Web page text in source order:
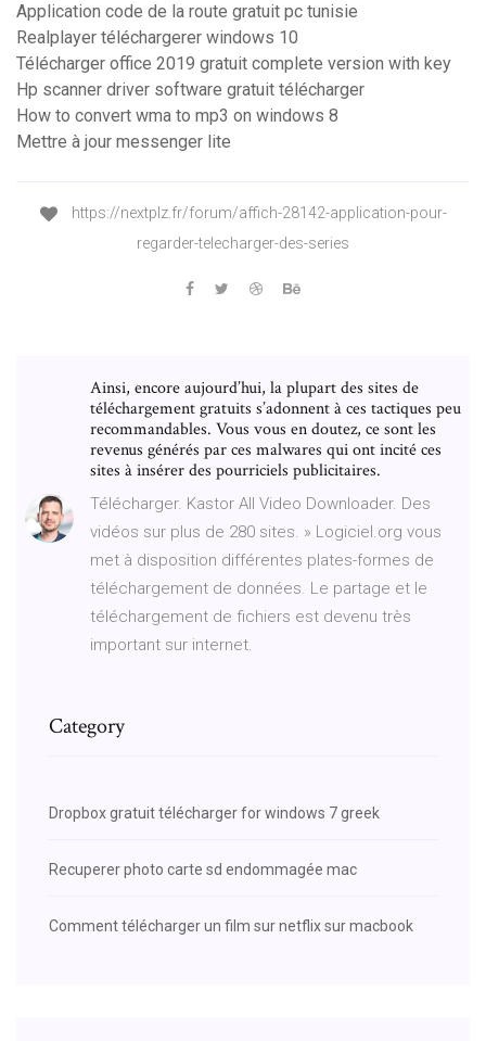
Application code de la route gratuit pc tunisie
Realplayer téléchargerer windows 10
Télécharger office 2019 gratuit complete version with key
Hp scanner driver software gratuit télécharger
How to convert wma to mp3 on windows 8
Mettre à jour messenger lite
https://nextplz.fr/forum/affich-28142-application-pour-
regarder-telecharger-des-series
Ainsi, encore aujourd’hui, la plupart des sites de
téléchargement gratuits s’adonnent à ces tactiques peu
recommandables. Vous vous en doutez, ce sont les
revenus générés par ces malwares qui ont incité ces
sites à insérer des pourriciels publicitaires.
Télécharger. Kastor All Video Downloader. Des
vidéos sur plus de 280 sites. » Logiciel.org vous
met à disposition différentes plates-formes de
téléchargement de données. Le partage et le
téléchargement de fichiers est devenu très
important sur internet.
Category
Dropbox gratuit télécharger for windows 7 greek
Recuperer photo carte sd endommagée mac
Comment télécharger un film sur netflix sur macbook